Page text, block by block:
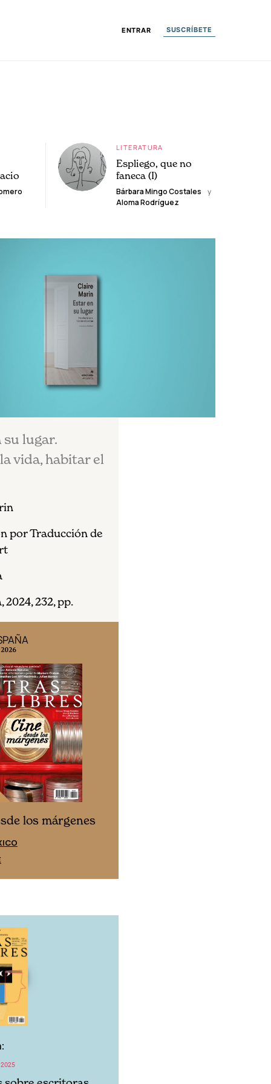
ENTRAR SUSCRÍBETE
LITERATURA
Espliego, que no
faneca (I)
Bárbara Mingo Costales
y
Aloma Rodríguez
su lugar.
vida, habitar el
por Traducción de
2024, 232, pp.
los márgenes
2025